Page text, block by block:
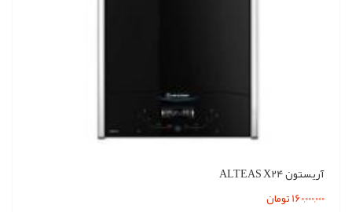
آریستون ALTEAS X24
160,000,000 تومان